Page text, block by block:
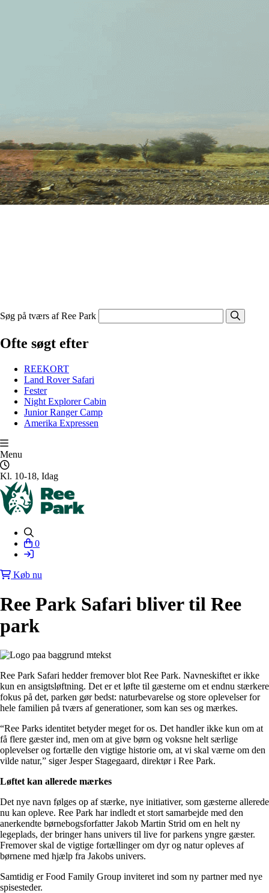
Søg på tværs af Ree Park
Ofte søgt efter
REEKORT
Land Rover Safari
Fester
Night Explorer Cabin
Junior Ranger Camp
Amerika Expressen
Menu
Kl. 10-18, Idag
0
Køb nu
Ree Park Safari bliver til Ree
park
Ree Park Safari hedder fremover blot Ree Park. Navneskiftet er ikke
kun en ansigtsløftning. Det er et løfte til gæsterne om et endnu stærkere
fokus på det, parken gør bedst: naturbevarelse og store oplevelser for
hele familien på tværs af generationer, som kan ses og mærkes.
“Ree Parks identitet betyder meget for os. Det handler ikke kun om at
få flere gæster ind, men om at give børn og voksne helt særlige
oplevelser og fortælle den vigtige historie om, at vi skal værne om den
vilde natur,” siger Jesper Stagegaard, direktør i Ree Park.
Løftet kan allerede mærkes
Det nye navn følges op af stærke, nye initiativer, som gæsterne allerede
nu kan opleve. Ree Park har indledt et stort samarbejde med den
anerkendte børnebogsforfatter Jakob Martin Strid om en helt ny
legeplads, der bringer hans univers til live for parkens yngre gæster.
Fremover skal de vigtige fortællinger om dyr og natur opleves af
børnene med hjælp fra Jakobs univers.
Samtidig er Food Family Group inviteret ind som ny partner med nye
spisesteder.